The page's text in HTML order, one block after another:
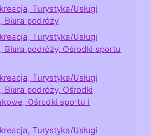
Turystyka/Usługi
Biura podróży
Turystyka/Usługi
Biura podróży, Ośrodki sportu
Turystyka/Usługi
Biura podróży, Ośrodki
Ośrodki sportu i
Turystyka/Usługi